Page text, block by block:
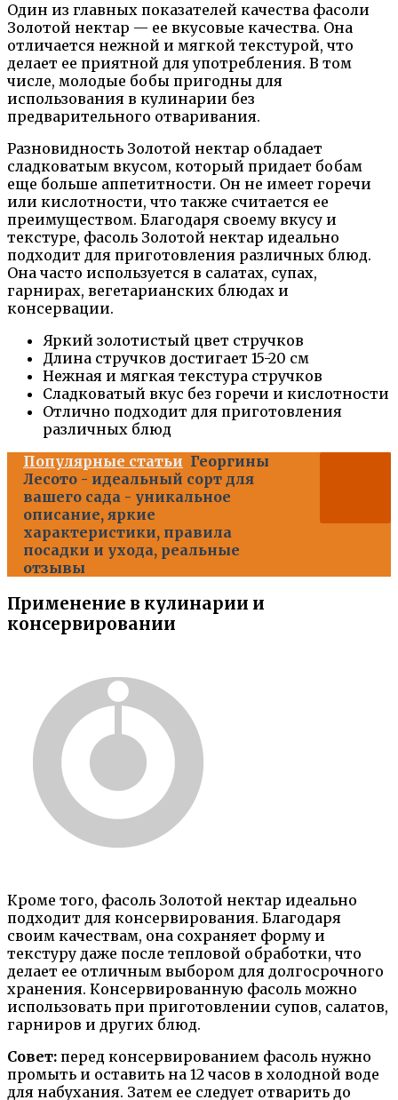
Один из главных показателей качества фасоли
Золотой нектар — ее вкусовые качества. Она
отличается нежной и мягкой текстурой, что
делает ее приятной для употребления. В том
числе, молодые бобы пригодны для
использования в кулинарии без
предварительного отваривания.
Разновидность Золотой нектар обладает
сладковатым вкусом, который придает бобам
еще больше аппетитности. Он не имеет горечи
или кислотности, что также считается ее
преимуществом. Благодаря своему вкусу и
текстуре, фасоль Золотой нектар идеально
подходит для приготовления различных блюд.
Она часто используется в салатах, супах,
гарнирах, вегетарианских блюдах и
консервации.
Яркий золотистый цвет стручков
Длина стручков достигает 15-20 см
Нежная и мягкая текстура стручков
Сладковатый вкус без горечи и кислотности
Отлично подходит для приготовления
различных блюд
Популярные статьи Георгины
Лесото - идеальный сорт для
вашего сада - уникальное
описание, яркие
характеристики, правила
посадки и ухода, реальные
отзывы
Применение в кулинарии и
консервировании
Кроме того, фасоль Золотой нектар идеально
подходит для консервирования. Благодаря
своим качествам, она сохраняет форму и
текстуру даже после тепловой обработки, что
делает ее отличным выбором для долгосрочного
хранения. Консервированную фасоль можно
использовать при приготовлении супов, салатов,
гарниров и других блюд.
Совет: перед консервированием фасоль нужно
промыть и оставить на 12 часов в холодной воде
для набухания. Затем ее следует отварить до